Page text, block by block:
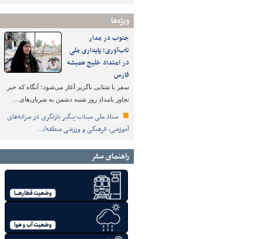
ویژه‌ها
جنوب در مدار
تاب‌آوری؛ پایداری ملی
در امتداد خلیج همیشه
فارس
سفر با شتابی ناگزیر آغاز می‌شود؛ آنگاه که خبر
تجاوز بامداد روز شنبه دشمن به شریان‌های…
ستاد ملی میناب پیگیر بازنگری در سرانه‌های
آموزشی، فرهنگی و ورزشی منطقه/…
راهنمای سفر